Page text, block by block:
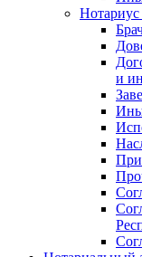
Нотариус
и